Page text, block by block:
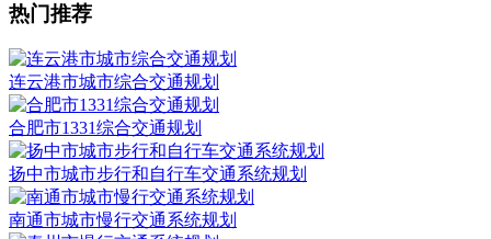
热门推荐
连云港市城市综合交通规划
合肥市1331综合交通规划
扬中市城市步行和自行车交通系统规划
南通市城市慢行交通系统规划